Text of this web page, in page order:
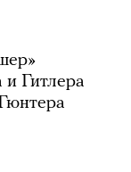
и Гитлера